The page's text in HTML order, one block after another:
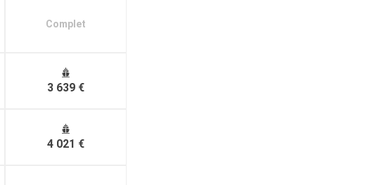
Complet
3 639 €
4 021 €